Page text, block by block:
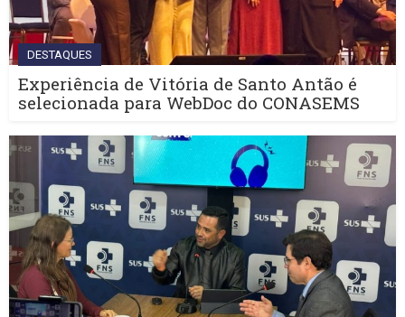
DESTAQUES
Experiência de Vitória de Santo Antão é
selecionada para WebDoc do CONASEMS